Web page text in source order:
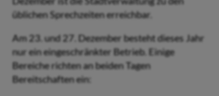
üblichen Sprechzeiten erreichbar.
Am 23. und 27. Dezember besteht dieses Jahr
nur ein eingeschränkter Betrieb. Einige
Bereiche richten an beiden Tagen
Bereitschaften ein: